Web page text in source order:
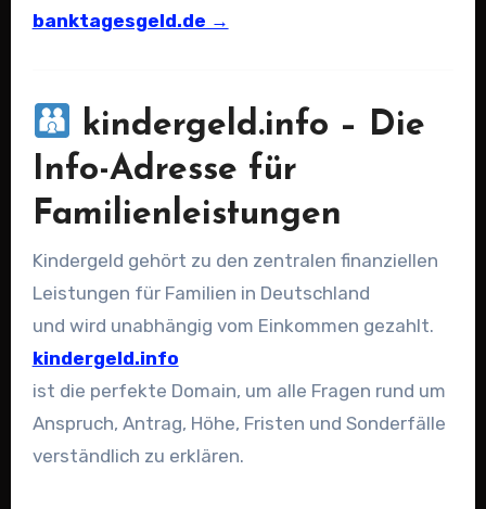
banktagesgeld.de →
kindergeld.info – Die
Info-Adresse für
Familienleistungen
Kindergeld gehört zu den zentralen finanziellen
Leistungen für Familien in Deutschland
und wird unabhängig vom Einkommen gezahlt.
kindergeld.info
ist die perfekte Domain, um alle Fragen rund um
Anspruch, Antrag, Höhe, Fristen und Sonderfälle
verständlich zu erklären.